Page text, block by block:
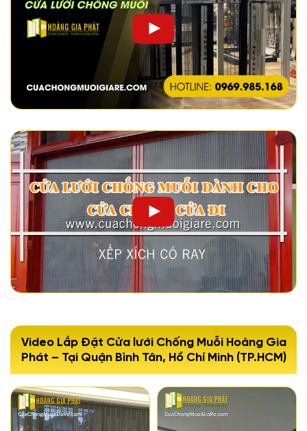
Video Lắp Đặt Cửa lưới Chống Muỗi Hoàng Gia
Phát – Tại Quận Bình Tân, Hồ Chí Minh (TP.HCM)